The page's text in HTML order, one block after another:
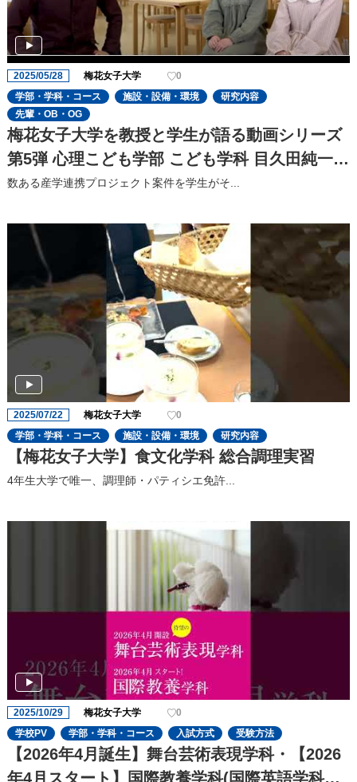
2025/05/28 梅花女子大学
0
学部・学科・コース
施設・設備・環境
研究内容
先輩・OB・OG
梅花女子大学を教授と学生が語る動画シリーズ
第5弾 心理こども学部 こども学科 目久田純一教
授と、目久田ゼミで学ぶ学生2人が、梅花の特
語ってくれました!
数ある産学連携プロジェクト案件を学生がそ...
2025/07/22 梅花女子大学
0
学部・学科・コース
施設・設備・環境 研究内容
【梅花女子大学】食文化学科 総合調理実習
4年生大学で唯一、調理師・パティシエ免許...
2025/10/29 梅花女子大学
0
学校PV
学部・学科・コース 入試方式 受験方法
【2026年4月誕生】舞台芸術表現学科・【2026
年4月スタート】国際教養学科(国際英語学科よ